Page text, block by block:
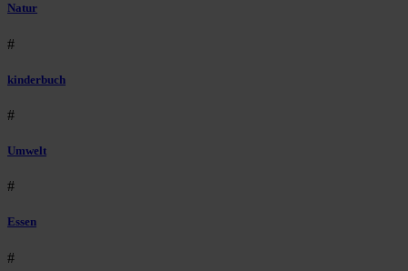
Natur
#
kinderbuch
#
Umwelt
#
Essen
#